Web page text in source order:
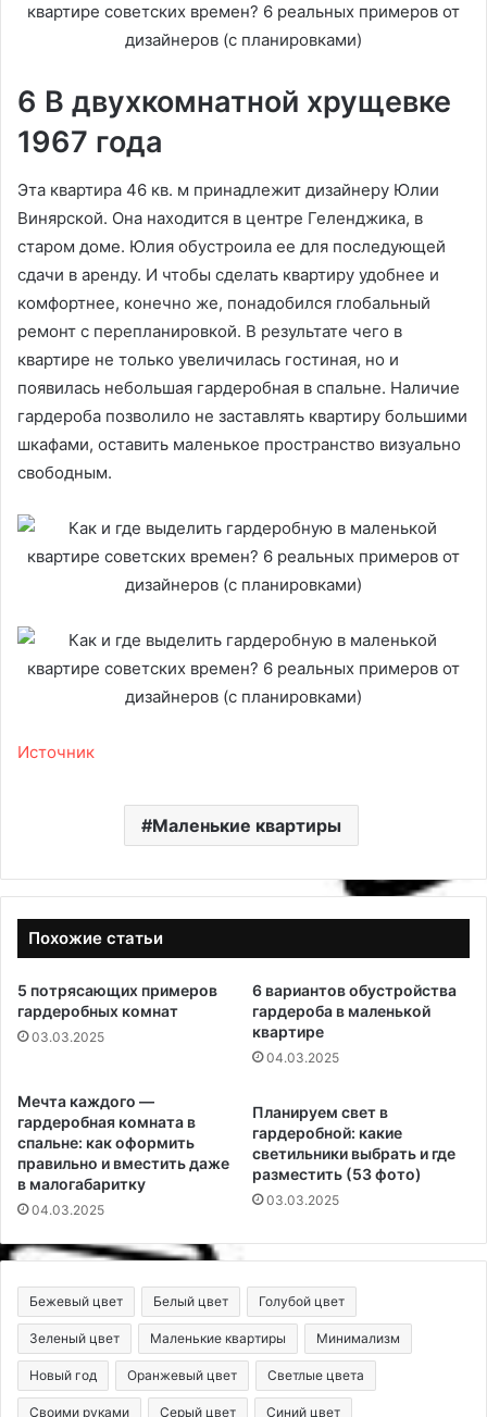
6 В двухкомнатной хрущевке
1967 года
Эта квартира 46 кв. м принадлежит дизайнеру Юлии
Винярской. Она находится в центре Геленджика, в
старом доме. Юлия обустроила ее для последующей
сдачи в аренду. И чтобы сделать квартиру удобнее и
комфортнее, конечно же, понадобился глобальный
ремонт с перепланировкой. В результате чего в
квартире не только увеличилась гостиная, но и
появилась небольшая гардеробная в спальне. Наличие
гардероба позволило не заставлять квартиру большими
шкафами, оставить маленькое пространство визуально
свободным.
Источник
Маленькие квартиры
Похожие статьи
5 потрясающих примеров
гардеробных комнат
03.03.2025
6 вариантов обустройства
гардероба в маленькой
квартире
04.03.2025
Мечта каждого —
гардеробная комната в
спальне: как оформить
правильно и вместить даже
в малогабаритку
04.03.2025
Планируем свет в
гардеробной: какие
светильники выбрать и где
разместить (53 фото)
03.03.2025
Бежевый цвет Белый цвет Голубой цвет
Зеленый цвет Маленькие квартиры Минимализм
Новый год Оранжевый цвет Светлые цвета
Своими руками Серый цвет Синий цвет